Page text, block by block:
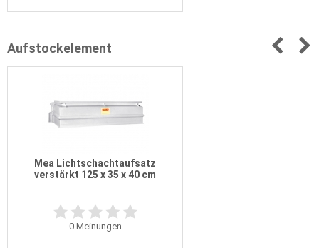
Aufstockelement
Mea Lichtschachtaufsatz
verstärkt 125 x 35 x 40 cm
0Meinungen